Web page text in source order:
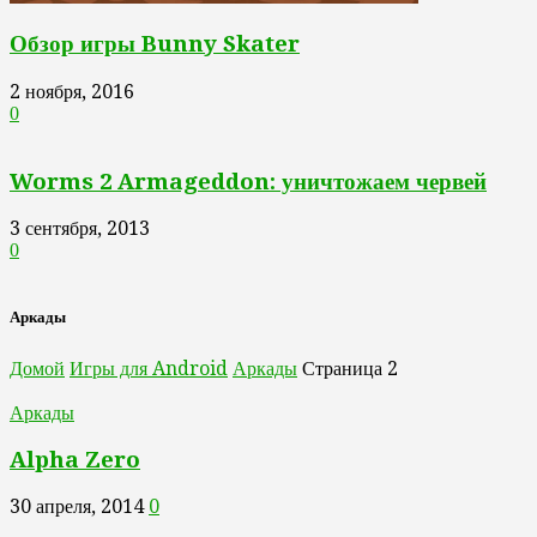
Обзор игры Bunny Skater
2 ноября, 2016
0
Worms 2 Armageddon: уничтожаем червей
3 сентября, 2013
0
Аркады
Домой Игры для Android Аркады Страница 2
Аркады
Alpha Zero
30 апреля, 2014 0